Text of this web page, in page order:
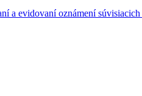
a evidovaní oznámení